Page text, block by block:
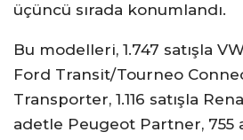
üçüncü sırada konumlandı.
Bu modelleri, 1.747 satışla
Ford Transit/Tourneo
Transporter, 1.116 satışla
adetle Peugeot Partner, 755